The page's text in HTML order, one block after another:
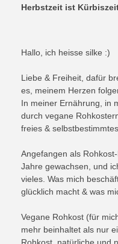
Herbstzeit ist
Hallo, ich heisse silke :)
Liebe & Freiheit, dafür
es, meinem Herzen
In meiner Ernährung, in
durch vegane
freies &
Angefangen als
Jahre gewachsen, und
vieles. Was mich
glücklich macht & was
Vegane Rohkost (für
mehr beinhaltet als nur